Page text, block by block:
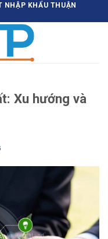
NHẬP KHẨU THUẬN
Xu hướng và